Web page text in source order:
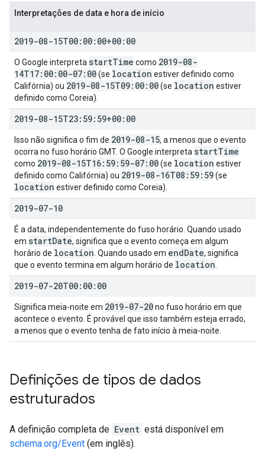
Interpretações de data e hora de início
2019-08-15T00:00:00+00:00
O Google interpreta startTime como 2019-08-
14T17:00:00-07:00(se location estiver definido como
Califórnia) ou 2019-08-15T09:00:00(se location estiver
definido como Coreia).
2019-08-15T23:59:59+00:00
Isso não significa o fim de 2019-08-15, a menos que o evento
ocorra no fuso horário GMT. O Google interpreta startTime
como 2019-08-15T16:59:59-07:00(se location estiver
definido como Califórnia) ou 2019-08-16T08:59:59(se
location estiver definido como Coreia).
2019-07-10
É a data, independentemente do fuso horário. Quando usado
em startDate, significa que o evento começa em algum
horário de location . Quando usado em endDate, significa
que o evento termina em algum horário de location
2019-07-20T00:00:00
Significa meia-noite em 2019-07-20no fuso horário em que
acontece o evento. É provável que isso também esteja errado,
a menos que o evento tenha de fato início à meia-noite.
Definições de tipos de dados
estruturados
A definição completa de Event está disponível em
schema.org/Event (em inglês).